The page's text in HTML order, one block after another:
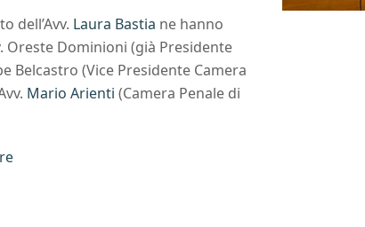
dell’Avv. Laura Bastia ne hanno
Oreste Dominioni (già Presidente
Belcastro (Vice Presidente Camera
Mario Arienti (Camera Penale di